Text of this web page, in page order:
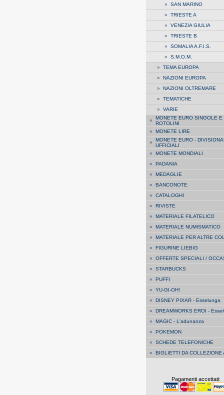
» SAN MARINO
» TRIESTE A
» VENEZIA GIULIA
» TRIESTE B
» SOMALIA A.F.I.S.
» S.M.O.M.
» TEMA EUROPA
» NAZIONI EUROPA
» NAZIONI OLTREMARE
» TEMATICHE
» VARIE
» MONETE EURO SINGOLE E
ROTOLINI
» MONETE LIRE
» MONETE EURO -
UFFICIALI
» MONETE MONDIALI
» PADANIA
» MEDAGLIE
» BANCONOTE
» CATALOGHI
» RIVISTE
» MATERIALE FILATELICO
» MATERIALE NUMISMATICO
» MATERIALE PER ALTRE
» FIGURINE LIEBIG
» OFFERTE SPECIALI /
» STARBUCKS
» PUFFI
» YU-GI-OH!
» DISNEY PIXAR - Esselunga
» DREAMWORKS EROI -
» MAGIC - L'adunanza
» POKEMON
» SCHEDE TELEFONICHE
» BIGLIETTI DA COLLEZIONE
Pagamenti accettati: